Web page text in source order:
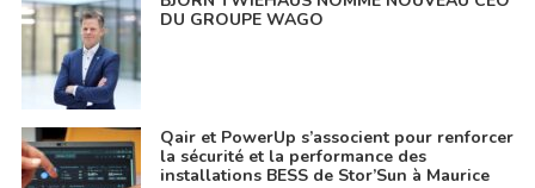
DU GROUPE WAGO
Qair et PowerUp s’associent pour renforcer
la sécurité et la performance des
installations BESS de Stor’Sun à Maurice